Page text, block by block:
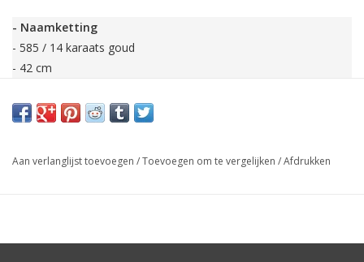
- Naamketting
- 585 / 14 karaats goud
- 42 cm
- Max. 12 tekens per naam
Andere schakel of lengte ketting gewenst? Neem contact met
Aan verlanglijst toevoegen /Toevoegen om te vergelijken /Afdrukken